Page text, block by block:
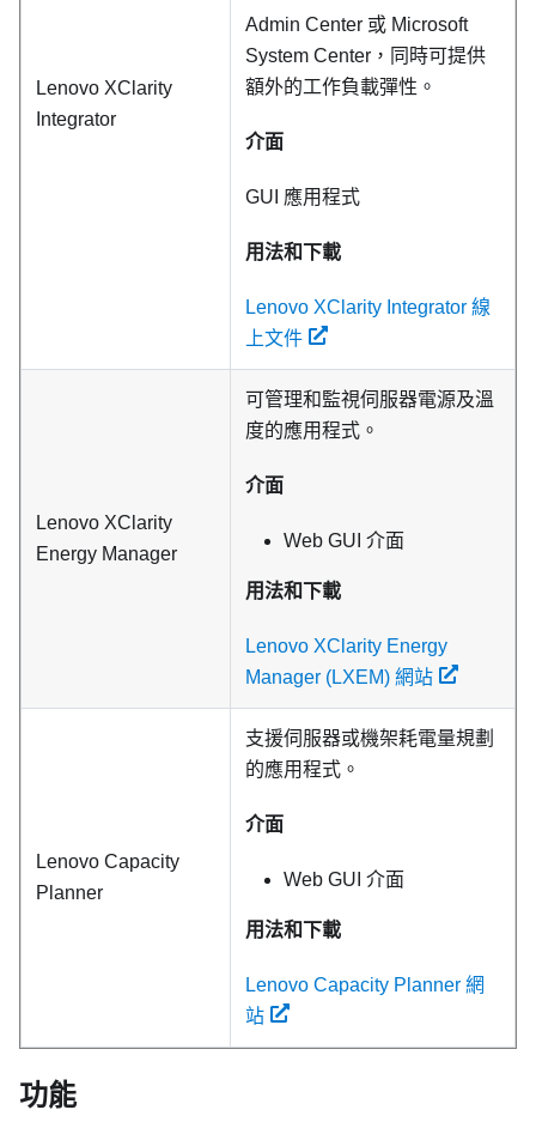
Lenovo XClarity
Integrator
Admin Center 或 Microsoft
System Center，同時可提供
額外的工作負載彈性。
介面
GUI 應用程式
用法和下載
Lenovo XClarity Integrator 線
上文件
Lenovo XClarity
Energy Manager
可管理和監視伺服器電源及溫
度的應用程式。
介面
Web GUI 介面
用法和下載
Lenovo XClarity Energy
Manager (LXEM) 網站
Lenovo Capacity
Planner
支援伺服器或機架耗電量規劃
的應用程式。
介面
Web GUI 介面
用法和下載
Lenovo Capacity Planner 網
站
功能